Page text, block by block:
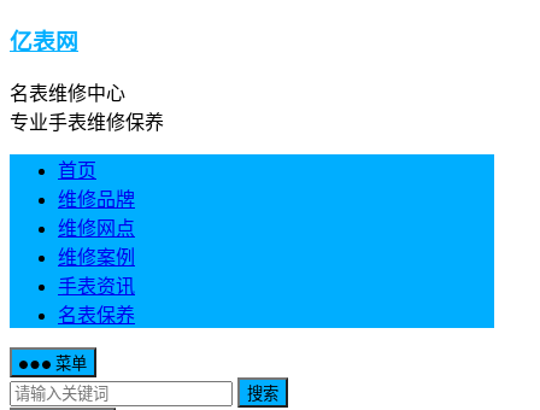
亿表网
名表维修中心
专业手表维修保养
首页
维修品牌
维修网点
维修案例
手表资讯
名表保养
菜单
搜索